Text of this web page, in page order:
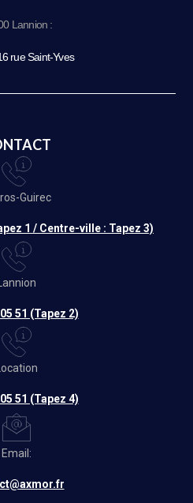
Lannion :
rue Saint-Yves
Guirec
1 / Centre-ville : Tapez 3)
51 (Tapez 2)
51 (Tapez 4)
Email: